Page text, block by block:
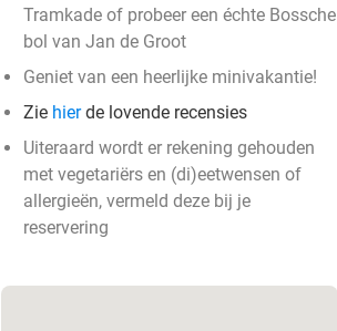
Tramkade of probeer een échte Bossche
bol van Jan de Groot
Geniet van een heerlijke minivakantie!
Zie hierde lovende recensies
Uiteraard wordt er rekening gehouden
met vegetariërs en (di)eetwensen of
allergieën, vermeld deze bij je
reservering